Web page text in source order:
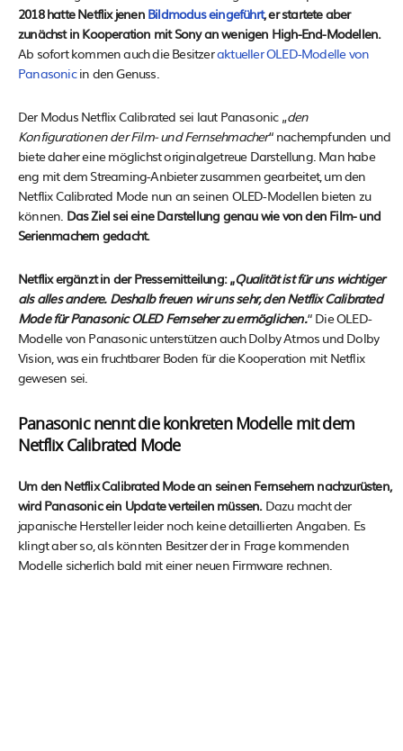
2018 hatte Netflix jenen Bildmodus eingeführt, er startete aber
zunächst in Kooperation mit Sony an wenigen High-End-Modellen.
Ab sofort kommen auch die Besitzeraktueller OLED-Modelle von
Panasonicin den Genuss.
Der Modus Netflix Calibrated sei laut Panasonic „den
Konfigurationen der Film- und Fernsehmacher“ nachempfunden und
biete daher eine möglichst originalgetreue Darstellung. Man habe
eng mit dem Streaming-Anbieter zusammen gearbeitet, um den
Netflix Calibrated Mode nun an seinen OLED-Modellen bieten zu
können. Das Ziel sei eine Darstellung genau wie von den Film- und
Serienmachern gedacht.
Netflix ergänzt in der Pressemitteilung: „Qualität ist für uns wichtiger
als alles andere. Deshalb freuen wir uns sehr, den Netflix Calibrated
Mode für Panasonic OLED Fernseher zu ermöglichen.“ Die OLED-
Modelle von Panasonic unterstützen auch Dolby Atmos und Dolby
Vision, was ein fruchtbarer Boden für die Kooperation mit Netflix
gewesen sei.
Panasonic nennt die konkreten Modelle mit dem
Netflix Calibrated Mode
Um den Netflix Calibrated Mode an seinen Fernsehern nachzurüsten,
wird Panasonic ein Update verteilen müssen.Dazu macht der
japanische Hersteller leider noch keine detaillierten Angaben. Es
klingt aber so, als könnten Besitzer der in Frage kommenden
Modelle sicherlich bald mit einer neuen Firmware rechnen.